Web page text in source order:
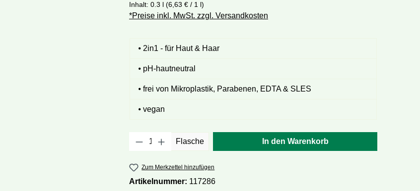
Inhalt: 0.3 l (6,63 € / 1 l)
*Preise inkl. MwSt. zzgl. Versandkosten
⦁ 2in1 - für Haut & Haar
⦁ pH-hautneutral
⦁ frei von Mikroplastik, Parabenen, EDTA & SLES
⦁ vegan
Produkt Anzahl: Gib den gewünschten Wert ein oder
Flasche In den Warenkorb
Zum Merkzettel hinzufügen
Artikelnummer: 117286